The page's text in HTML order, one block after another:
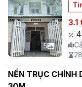
5
3.1
NỀN TRỤC CHÍNH